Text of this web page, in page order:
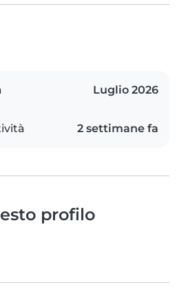
Luglio 2026
2 settimane fa
profilo